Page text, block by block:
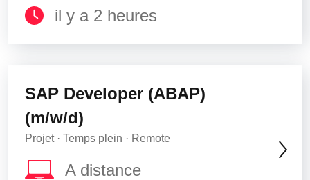
il y a 2 heures
SAP Developer (ABAP)
(m/w/d)
Projet · Temps plein · Remote
A distance